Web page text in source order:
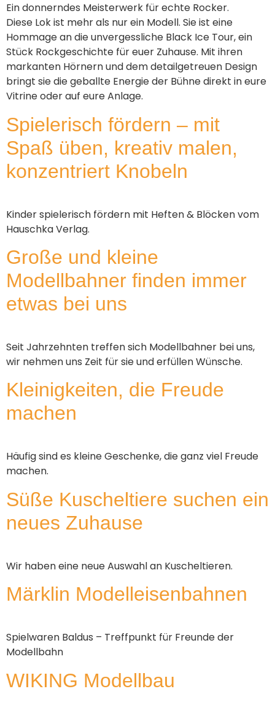
Ein donnerndes Meisterwerk für echte Rocker.
Diese Lok ist mehr als nur ein Modell. Sie ist eine
Hommage an die unvergessliche Black Ice Tour, ein
Stück Rockgeschichte für euer Zuhause. Mit ihren
markanten Hörnern und dem detailgetreuen Design
bringt sie die geballte Energie der Bühne direkt in eure
Vitrine oder auf eure Anlage.
Spielerisch fördern – mit
Spaß üben, kreativ malen,
konzentriert Knobeln
Kinder spielerisch fördern mit Heften & Blöcken vom
Hauschka Verlag.
Große und kleine
Modellbahner finden immer
etwas bei uns
Seit Jahrzehnten treffen sich Modellbahner bei uns,
wir nehmen uns Zeit für sie und erfüllen Wünsche.
Kleinigkeiten, die Freude
machen
Häufig sind es kleine Geschenke, die ganz viel Freude
machen.
Süße Kuscheltiere suchen ein
neues Zuhause
Wir haben eine neue Auswahl an Kuscheltieren.
Märklin Modelleisenbahnen
Spielwaren Baldus – Treffpunkt für Freunde der
Modellbahn
WIKING Modellbau